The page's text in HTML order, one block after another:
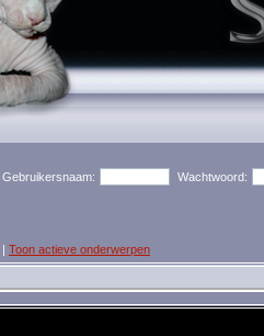
Gebruikersnaam: Wachtwoord:
| Toon actieve onderwerpen